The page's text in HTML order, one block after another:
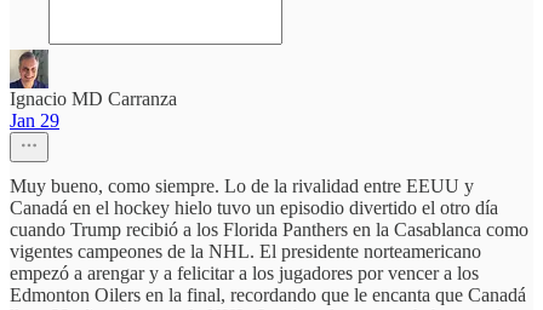
Ignacio MD Carranza
Jan 29
Muy bueno, como siempre. Lo de la rivalidad entre EEUU y
Canadá en el hockey hielo tuvo un episodio divertido el otro día
cuando Trump recibió a los Florida Panthers en la Casablanca como
vigentes campeones de la NHL. El presidente norteamericano
empezó a arengar y a felicitar a los jugadores por vencer a los
Edmonton Oilers en la final, recordando que le encanta que Canadá